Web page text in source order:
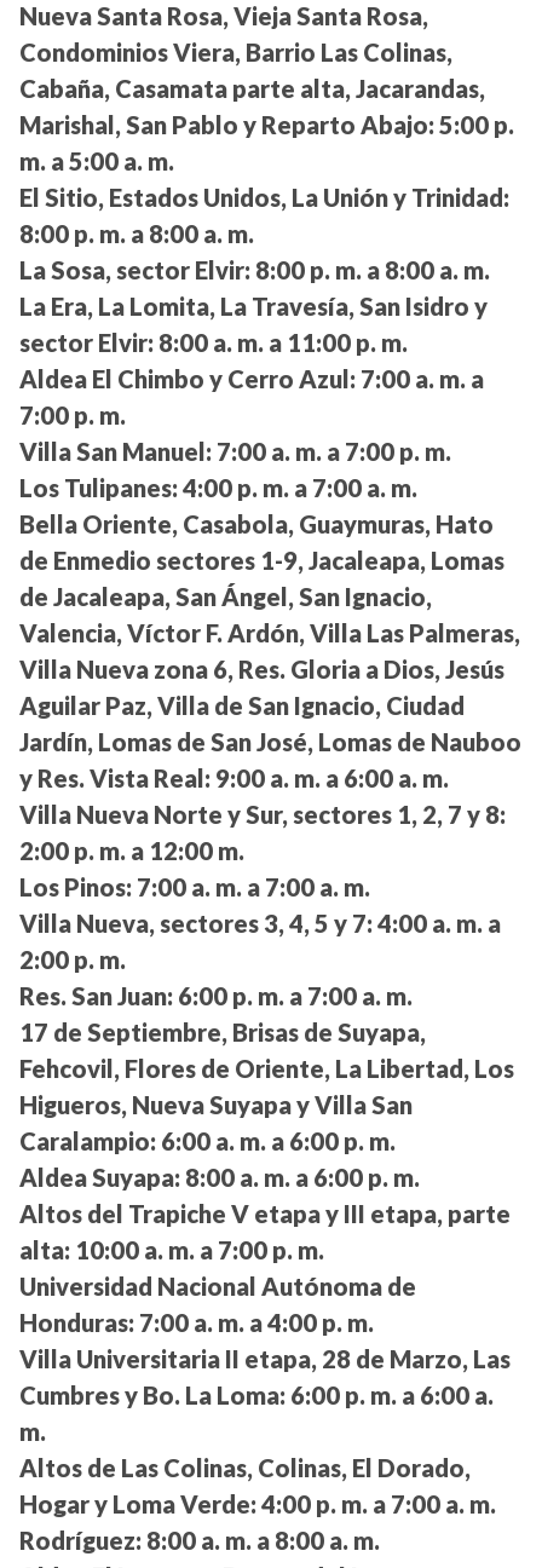
Nueva Santa Rosa, Vieja Santa Rosa,
Condominios Viera, Barrio Las Colinas,
Cabaña, Casamata parte alta, Jacarandas,
Marishal, San Pablo y Reparto Abajo: 5:00 p.
m. a 5:00 a. m.
El Sitio, Estados Unidos, La Unión y Trinidad:
8:00 p. m. a 8:00 a. m.
La Sosa, sector Elvir: 8:00 p. m. a 8:00 a. m.
La Era, La Lomita, La Travesía, San Isidro y
sector Elvir: 8:00 a. m. a 11:00 p. m.
Aldea El Chimbo y Cerro Azul: 7:00 a. m. a
7:00 p. m.
Villa San Manuel: 7:00 a. m. a 7:00 p. m.
Los Tulipanes: 4:00 p. m. a 7:00 a. m.
Bella Oriente, Casabola, Guaymuras, Hato
de Enmedio sectores 1-9, Jacaleapa, Lomas
de Jacaleapa, San Ángel, San Ignacio,
Valencia, Víctor F. Ardón, Villa Las Palmeras,
Villa Nueva zona 6, Res. Gloria a Dios, Jesús
Aguilar Paz, Villa de San Ignacio, Ciudad
Jardín, Lomas de San José, Lomas de Nauboo
y Res. Vista Real: 9:00 a. m. a 6:00 a. m.
Villa Nueva Norte y Sur, sectores 1, 2, 7 y 8:
2:00 p. m. a 12:00 m.
Los Pinos: 7:00 a. m. a 7:00 a. m.
Villa Nueva, sectores 3, 4, 5 y 7: 4:00 a. m. a
2:00 p. m.
Res. San Juan: 6:00 p. m. a 7:00 a. m.
17 de Septiembre, Brisas de Suyapa,
Fehcovil, Flores de Oriente, La Libertad, Los
Higueros, Nueva Suyapa y Villa San
Caralampio: 6:00 a. m. a 6:00 p. m.
Aldea Suyapa: 8:00 a. m. a 6:00 p. m.
Altos del Trapiche V etapa y III etapa, parte
alta: 10:00 a. m. a 7:00 p. m.
Universidad Nacional Autónoma de
Honduras: 7:00 a. m. a 4:00 p. m.
Villa Universitaria II etapa, 28 de Marzo, Las
Cumbres y Bo. La Loma: 6:00 p. m. a 6:00 a.
m.
Altos de Las Colinas, Colinas, El Dorado,
Hogar y Loma Verde: 4:00 p. m. a 7:00 a. m.
Rodríguez: 8:00 a. m. a 8:00 a. m.